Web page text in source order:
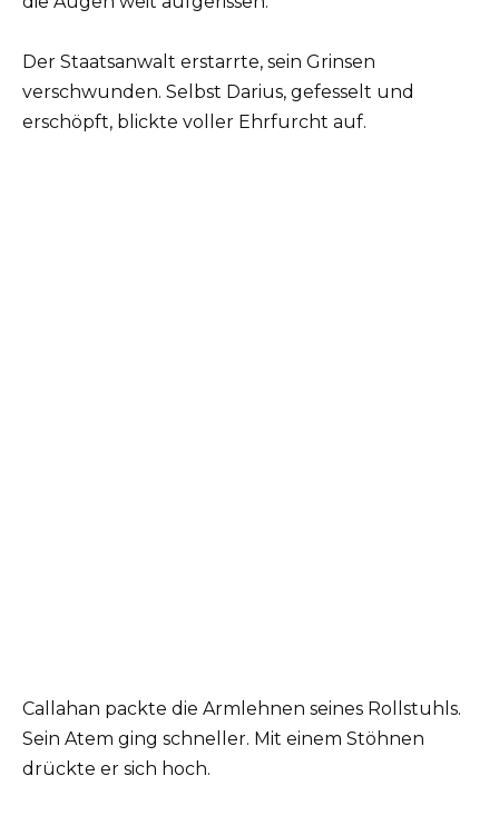
Der Staatsanwalt erstarrte, sein Grinsen
verschwunden. Selbst Darius, gefesselt und
erschöpft, blickte voller Ehrfurcht auf.
Callahan packte die Armlehnen seines Rollstuhls.
Sein Atem ging schneller. Mit einem Stöhnen
drückte er sich hoch.